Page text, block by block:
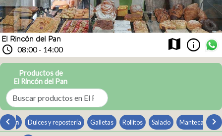
El Rincón del Pan
schedule 08:00 - 14:00 map info
Productos de
El Rincón del Pan
chevron_leftPan Dulces y repostería Galletas Rollitos Salado Mantecada